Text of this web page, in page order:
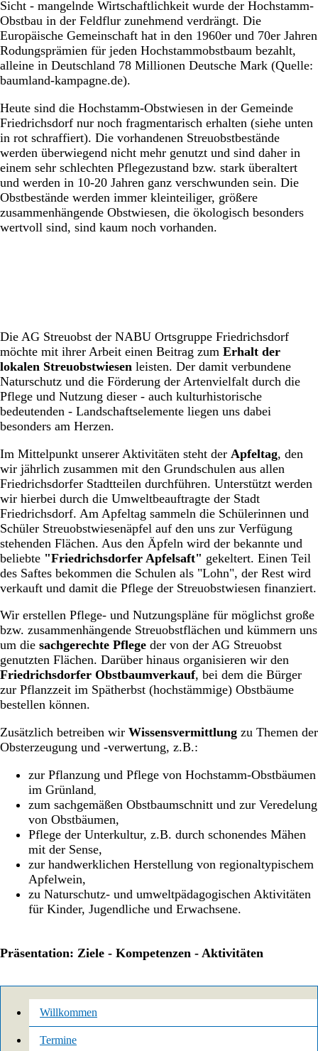
Sicht - mangelnde Wirtschaftlichkeit wurde der Hochstamm-
Obstbau in der Feldflur zunehmend verdrängt. Die
Europäische Gemeinschaft hat in den 1960er und 70er Jahren
Rodungsprämien für jeden Hochstammobstbaum bezahlt,
alleine in Deutschland 78 Millionen Deutsche Mark (Quelle:
baumland-kampagne.de).
Heute sind die Hochstamm-Obstwiesen in der Gemeinde
Friedrichsdorf nur noch fragmentarisch erhalten (siehe unten
in rot schraffiert). Die vorhandenen Streuobstbestände
werden überwiegend nicht mehr genutzt und sind daher in
einem sehr schlechten Pflegezustand bzw. stark überaltert
und werden in 10-20 Jahren ganz verschwunden sein. Die
Obstbestände werden immer kleinteiliger, größere
zusammenhängende Obstwiesen, die ökologisch besonders
wertvoll sind, sind kaum noch vorhanden.
Die AG Streuobst der NABU Ortsgruppe Friedrichsdorf
möchte mit ihrer Arbeit einen Beitrag zum Erhalt der
lokalen Streuobstwiesen leisten. Der damit verbundene
Naturschutz und die Förderung der Artenvielfalt durch die
Pflege und Nutzung dieser - auch kulturhistorische
bedeutenden - Landschaftselemente liegen uns dabei
besonders am Herzen.
Im Mittelpunkt unserer Aktivitäten steht der Apfeltag, den
wir jährlich zusammen mit den Grundschulen aus allen
Friedrichsdorfer Stadtteilen durchführen. Unterstützt werden
wir hierbei durch die Umweltbeauftragte der Stadt
Friedrichsdorf. Am Apfeltag sammeln die Schülerinnen und
Schüler Streuobstwiesenäpfel auf den uns zur Verfügung
stehenden Flächen. Aus den Äpfeln wird der bekannte und
beliebte "Friedrichsdorfer Apfelsaft" gekeltert. Einen Teil
des Saftes bekommen die Schulen als "Lohn", der Rest wird
verkauft und damit die Pflege der Streuobstwiesen finanziert.
Wir erstellen Pflege- und Nutzungspläne für möglichst große
bzw. zusammenhängende Streuobstflächen und kümmern uns
um die sachgerechte Pflege der von der AG Streuobst
genutzten Flächen. Darüber hinaus organisieren wir den
Friedrichsdorfer Obstbaumverkauf, bei dem die Bürger
zur Pflanzzeit im Spätherbst (hochstämmige) Obstbäume
bestellen können.
Zusätzlich betreiben wir Wissensvermittlung zu Themen der
Obsterzeugung und -verwertung, z.B.:
zur Pflanzung und Pflege von Hochstamm-Obstbäumen
im Grünland
zum sachgemäßen Obstbaumschnitt und zur Veredelung
von Obstbäumen,
Pflege der Unterkultur, z.B. durch schonendes Mähen
mit der Sense,
zur handwerklichen Herstellung von regionaltypischem
Apfelwein,
zu Naturschutz- und umweltpädagogischen Aktivitäten
für Kinder, Jugendliche und Erwachsene.
Präsentation: Ziele - Kompetenzen - Aktivitäten
Willkommen
Termine